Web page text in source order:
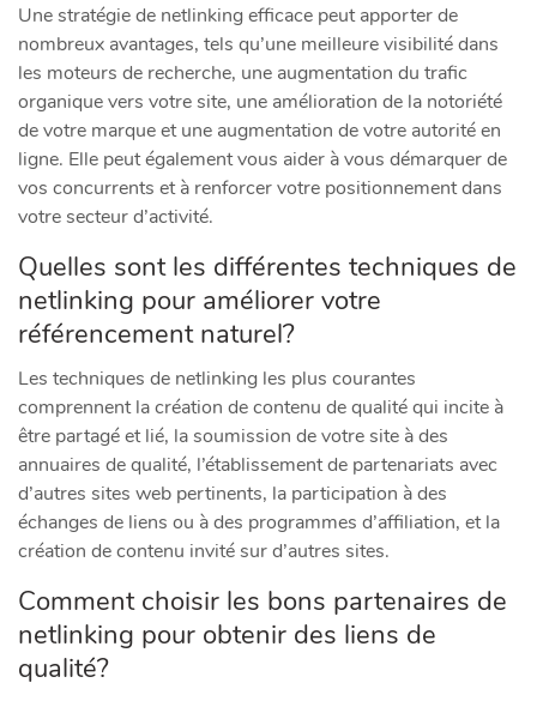
Une stratégie de netlinking efficace peut apporter de
nombreux avantages, tels qu’une meilleure visibilité dans
les moteurs de recherche, une augmentation du trafic
organique vers votre site, une amélioration de la notoriété
de votre marque et une augmentation de votre autorité en
ligne. Elle peut également vous aider à vous démarquer de
vos concurrents et à renforcer votre positionnement dans
votre secteur d’activité.
Quelles sont les différentes techniques de
netlinking pour améliorer votre
référencement naturel?
Les techniques de netlinking les plus courantes
comprennent la création de contenu de qualité qui incite à
être partagé et lié, la soumission de votre site à des
annuaires de qualité, l’établissement de partenariats avec
d’autres sites web pertinents, la participation à des
échanges de liens ou à des programmes d’affiliation, et la
création de contenu invité sur d’autres sites.
Comment choisir les bons partenaires de
netlinking pour obtenir des liens de
qualité?